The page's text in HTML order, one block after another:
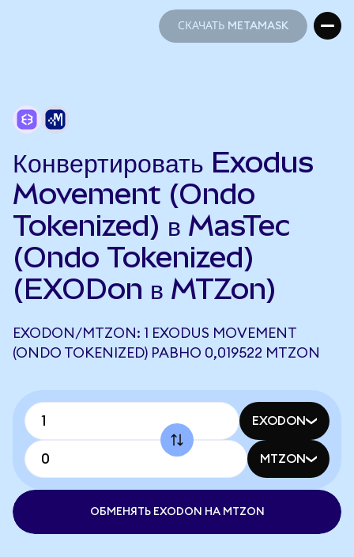
СКАЧАТЬ METAMASK
Конвертировать Exodus
Movement (Ondo
Tokenized) в MasTec
(Ondo Tokenized)
(EXODon в MTZon)
EXODON/MTZON: 1 EXODUS MOVEMENT
(ONDO TOKENIZED) РАВНО 0,019522 MTZON
EXODON
MTZON
ОБМЕНЯТЬ EXODON НА MTZON